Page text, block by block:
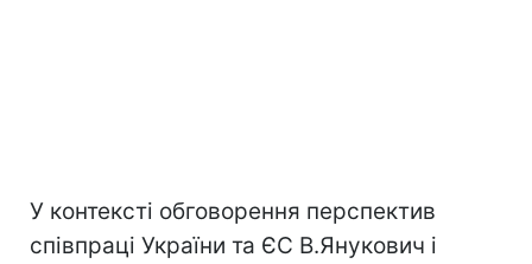
У контексті обговорення перспектив
співпраці України та ЄС В.Янукович і